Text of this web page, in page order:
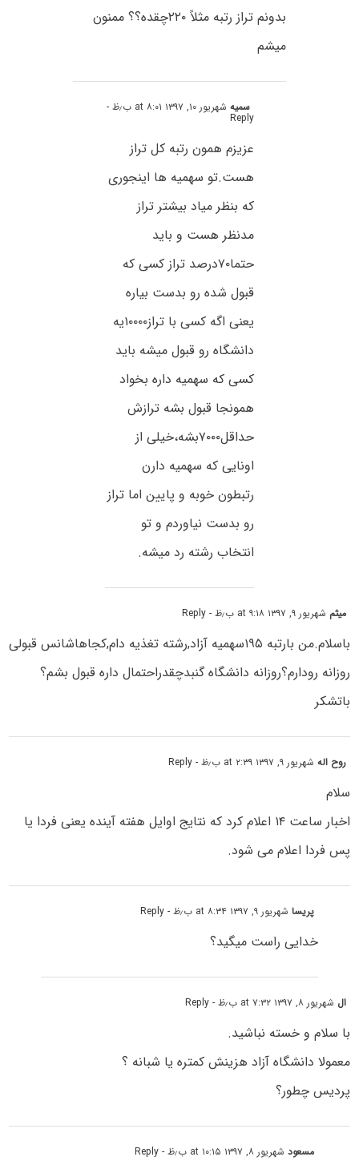
بدونم تراز رتبه مثلاً ۲۲۰چقده؟؟ ممنون
میشم
سمیهشهریور ۱۰, ۱۳۹۷ at ۸:۰۱ ب٫ظ -
Reply
عزیزم همون رتبه کل تراز
هست.تو سهمیه ها اینجوری
که بنظر میاد بیشتر تراز
مدنظر هست و باید
حتما۷۰درصد تراز کسی که
قبول شده رو بدست بیاره
یعنی اگه کسی با تراز۱۰۰۰۰یه
دانشگاه رو قبول میشه باید
کسی که سهمیه داره بخواد
همونجا قبول بشه ترازش
حداقل۷۰۰۰بشه،خیلی از
اونایی که سهمیه دارن
رتبطون خوبه و پایین اما تراز
رو بدست نیاوردم و تو
انتخاب رشته رد میشه.
میثم شهریور ۹, ۱۳۹۷ at ۹:۱۸ ب٫ظ - Reply
باسلام.من بارتبه ۱۹۵سهمیه آزاد,رشته تغذیه دام,کجاهاشانس قبولی
روزانه رودارم؟روزانه دانشگاه گنبدچقدراحتمال داره قبول بشم؟
باتشکر
روح الهشهریور ۹, ۱۳۹۷ at ۲:۳۹ ب٫ظ - Reply
سلام
اخبار ساعت ۱۴ اعلام کرد که نتایج اوایل هفته آینده یعنی فردا یا
پس فردا اعلام می شود.
پریساشهریور ۹, ۱۳۹۷ at ۸:۳۴ ب٫ظ - Reply
خدایی راست میگید؟
ال شهریور ۸, ۱۳۹۷ at ۷:۳۲ ب٫ظ - Reply
با سلام و خسته نباشید.
معمولا دانشگاه آزاد هزینش کمتره یا شبانه ؟
پردیس چطور؟
مسعودشهریور ۸, ۱۳۹۷ at ۱۰:۱۵ ب٫ظ - Reply